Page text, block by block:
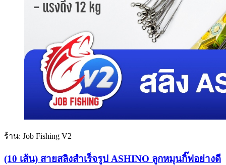
ร้าน: Job Fishing V2
(10 เส้น) สายสลิงสำเร็จรูป ASHINO ลูกหมุนกิ๊ฟอย่างดี